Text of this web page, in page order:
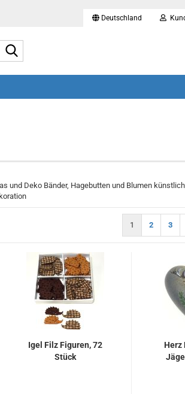
Deutschland
und Deko Bänder, Hagebutten und Blumen
1 2 3
Igel Filz Figuren, 72
Stück
Herz